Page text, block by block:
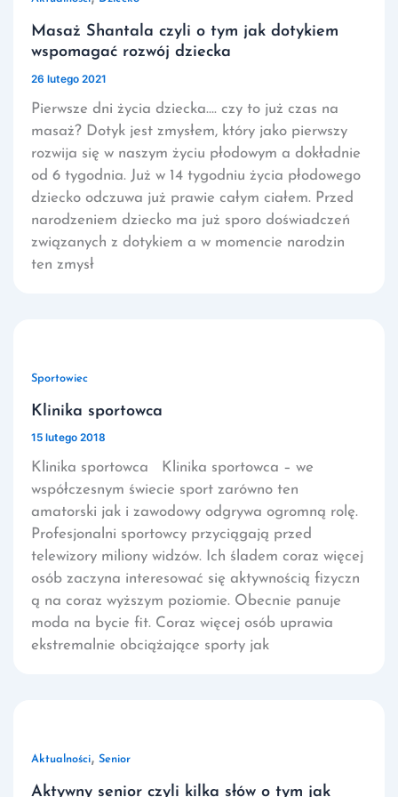
Masaż Shantala czyli o tym jak dotykiem
wspomagać rozwój dziecka
26 lutego 2021
Pierwsze dni życia dziecka…. czy to już czas na
masaż? Dotyk jest zmysłem, który jako pierwszy
rozwija się w naszym życiu płodowym a dokładnie
od 6 tygodnia. Już w 14 tygodniu życia płodowego
dziecko odczuwa już prawie całym ciałem. Przed
narodzeniem dziecko ma już sporo doświadczeń
związanych z dotykiem a w momencie narodzin
ten zmysł
Sportowiec
Klinika sportowca
15 lutego 2018
Klinika sportowca Klinika sportowca – we
współczesnym świecie sport zarówno ten
amatorski jak i zawodowy odgrywa ogromną rolę.
Profesjonalni sportowcy przyciągają przed
telewizory miliony widzów. Ich śladem coraz więcej
osób zaczyna interesować się aktywnością fizyczn
ą na coraz wyższym poziomie. Obecnie panuje
moda na bycie fit. Coraz więcej osób uprawia
ekstremalnie obciążające sporty jak
Aktualności, Senior
Aktywny senior czyli kilka słów o tym jak